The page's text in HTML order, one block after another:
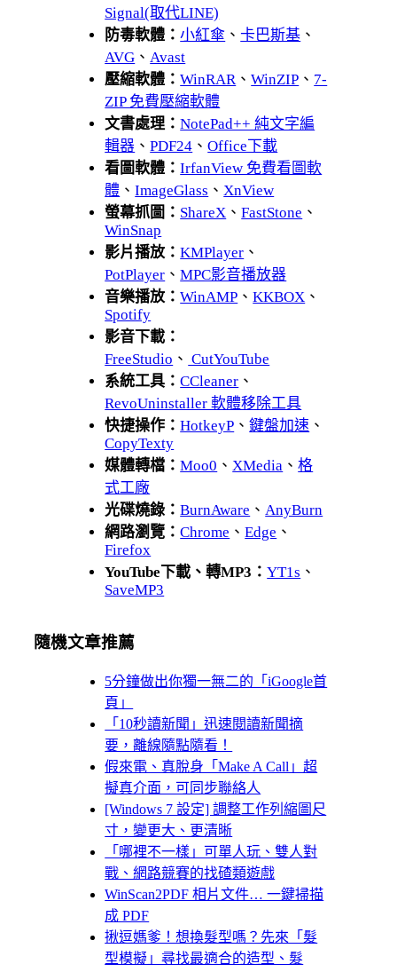
Signal(取代LINE)
防毒軟體：小紅傘 、卡巴斯基 、
AVG 、 Avast
壓縮軟體：WinRAR 、WinZIP 、 7-
ZIP 免費壓縮軟體
文書處理：NotePad++ 純文字編
輯器 、PDF24 、Office下載
看圖軟體：IrfanView 免費看圖軟
體 、ImageGlass 、 XnView
螢幕抓圖： ShareX 、FastStone 、
WinSnap
影片播放：KMPlayer 、
PotPlayer 、MPC影音播放器
音樂播放：WinAMP 、KKBOX 、
Spotify
影音下載：
FreeStudio 、 CutYouTube
系統工具：CCleaner 、
RevoUninstaller 軟體移除工具
快捷操作：HotkeyP 、鍵盤加速 、
CopyTexty
媒體轉檔：Moo0 、 XMedia 、格
式工廠
光碟燒錄：BurnAware 、 AnyBurn
網路瀏覽：Chrome 、Edge 、
Firefox
YouTube下載、轉MP3：YT1s 、
SaveMP3
隨機文章推薦
5分鐘做出你獨一無二的「iGoogle首
頁」
「10秒讀新聞」迅速閱讀新聞摘
要，離線隨點隨看！
假來電、真脫身「Make A Call」超
擬真介面，可同步聯絡人
[Windows 7 設定] 調整工作列縮圖尺
寸，變更大、更清晰
「哪裡不一樣」可單人玩、雙人對
戰、網路競賽的找碴類遊戲
WinScan2PDF 相片文件… 一鍵掃描
成 PDF
揪逗媽爹！想換髮型嗎？先來「髮
型模擬」尋找最適合的造型、髮